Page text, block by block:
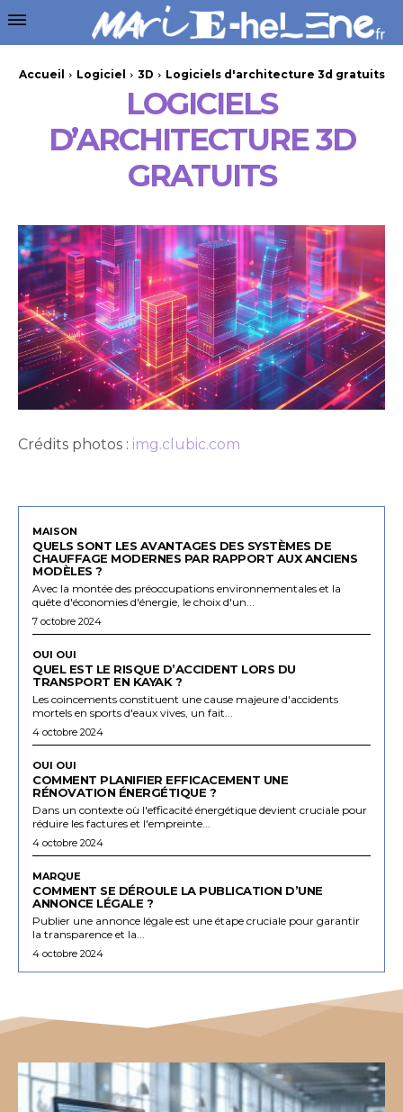
Accueil Logiciel 3D Logiciels d'architecture 3d gratuits
LOGICIELS
D’ARCHITECTURE 3D
GRATUITS
Crédits photos : img.clubic.com
MAISON
QUELS SONT LES AVANTAGES DES SYSTÈMES DE
CHAUFFAGE MODERNES PAR RAPPORT AUX ANCIENS
MODÈLES ?
Avec la montée des préoccupations environnementales et la
quête d'économies d'énergie, le choix d'un...
7 octobre 2024
OUI OUI
QUEL EST LE RISQUE D’ACCIDENT LORS DU
TRANSPORT EN KAYAK ?
Les coincements constituent une cause majeure d'accidents
mortels en sports d'eaux vives, un fait...
4 octobre 2024
OUI OUI
COMMENT PLANIFIER EFFICACEMENT UNE
RÉNOVATION ÉNERGÉTIQUE ?
Dans un contexte où l'efficacité énergétique devient cruciale pour
réduire les factures et l'empreinte...
4 octobre 2024
MARQUE
COMMENT SE DÉROULE LA PUBLICATION D’UNE
ANNONCE LÉGALE ?
Publier une annonce légale est une étape cruciale pour garantir
la transparence et la...
4 octobre 2024